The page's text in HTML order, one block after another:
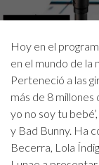
Hoy en el
en el mundo de la
Perteneció a las
más de 8 millones
yo no soy tu
y Bad Bunny. Ha
Becerra, Lola